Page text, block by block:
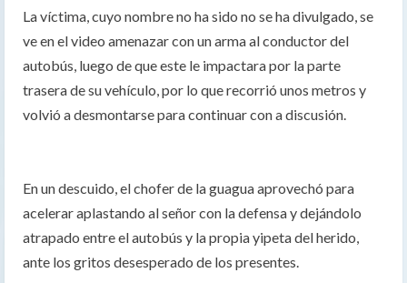
La víctima, cuyo nombre no ha sido no se ha divulgado, se
ve en el video amenazar con un arma al conductor del
autobús, luego de que este le impactara por la parte
trasera de su vehículo, por lo que recorrió unos metros y
volvió a desmontarse para continuar con a discusión.
En un descuido, el chofer de la guagua aprovechó para
acelerar aplastando al señor con la defensa y dejándolo
atrapado entre el autobús y la propia yipeta del herido,
ante los gritos desesperado de los presentes.